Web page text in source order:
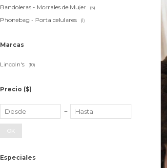
Bandoleras - Morrales de Mujer (5)
Phonebag - Porta celulares (1)
Marcas
Lincoln's (10)
Precio ($)
OK
Especiales